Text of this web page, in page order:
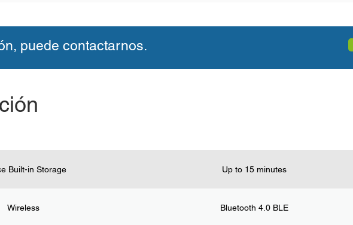
puede contactarnos.
Built-in Storage Up to 15 minutes
Wireless Bluetooth 4.0 BLE